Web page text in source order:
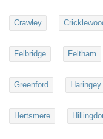
Crawley
Felbridge Feltham
Greenford Haringey
Hertsmere